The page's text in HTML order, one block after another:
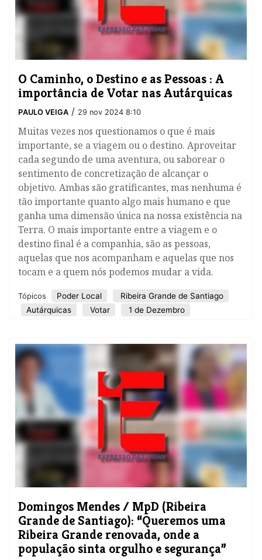
O Caminho, o Destino e as Pessoas : A
importância de Votar nas Autárquicas
PAULO VEIGA / 29 nov 2024 8:10
​Muitas vezes nos questionamos o que é mais
importante, se a viagem ou o destino. Aproveitar
cada segundo de uma aventura, ou saborear o
sentimento de concretização de alcançar o
objetivo. Ambas são gratificantes, mas nenhuma é
tão importante quanto algo mais humano e que
ganha uma dimensão única na nossa existência na
Terra. O mais importante entre a viagem e o
destino final é a companhia, são as pessoas,
aquelas que nos acompanham e aquelas que nos
tocam e a quem nós podemos mudar a vida.
Tópicos Poder Local
Ribeira Grande de Santiago
Autárquicas
Votar 1 de Dezembro
Domingos Mendes / MpD (Ribeira
Grande de Santiago): “Queremos uma
Ribeira Grande renovada, onde a
população sinta orgulho e segurança”